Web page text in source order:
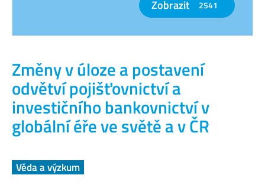
Změny v úloze a postavení
odvětví pojišťovnictví a
investičního bankovnictví v
globální éře ve světě a v ČR
Věda a výzkum
Zobrazit 2541